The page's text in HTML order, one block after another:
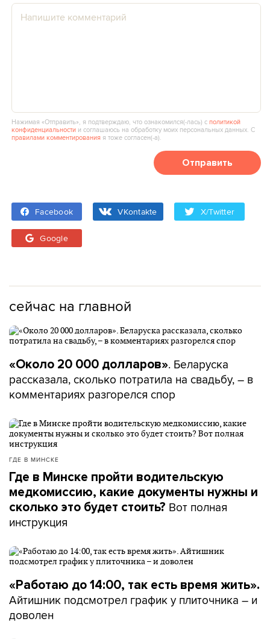
Нажимая «Отправить», я подтверждаю, что ознакомился(‑лась) сполитикой
конфиденциальности и соглашаюсь на обработку моих персональных данных. С
правилами комментирования я тоже согласен(‑а).
Отправить
Facebook VKontakte X/Twitter
Google
сейчас на главной
«Около 20 000 долларов». Беларуска
рассказала, сколько потратила на свадьбу, – в
комментариях разгорелся спор
ГДЕ В МИНСКЕ
Где в Минске пройти водительскую
медкомиссию, какие документы нужны и
сколько это будет стоить? Вот полная
инструкция
«Работаю до 14:00, так есть время жить».
Айтишник подсмотрел график у плиточника – и
доволен